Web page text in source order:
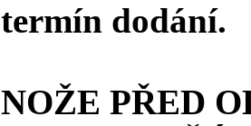
termín dodání.
NOŽE PŘED